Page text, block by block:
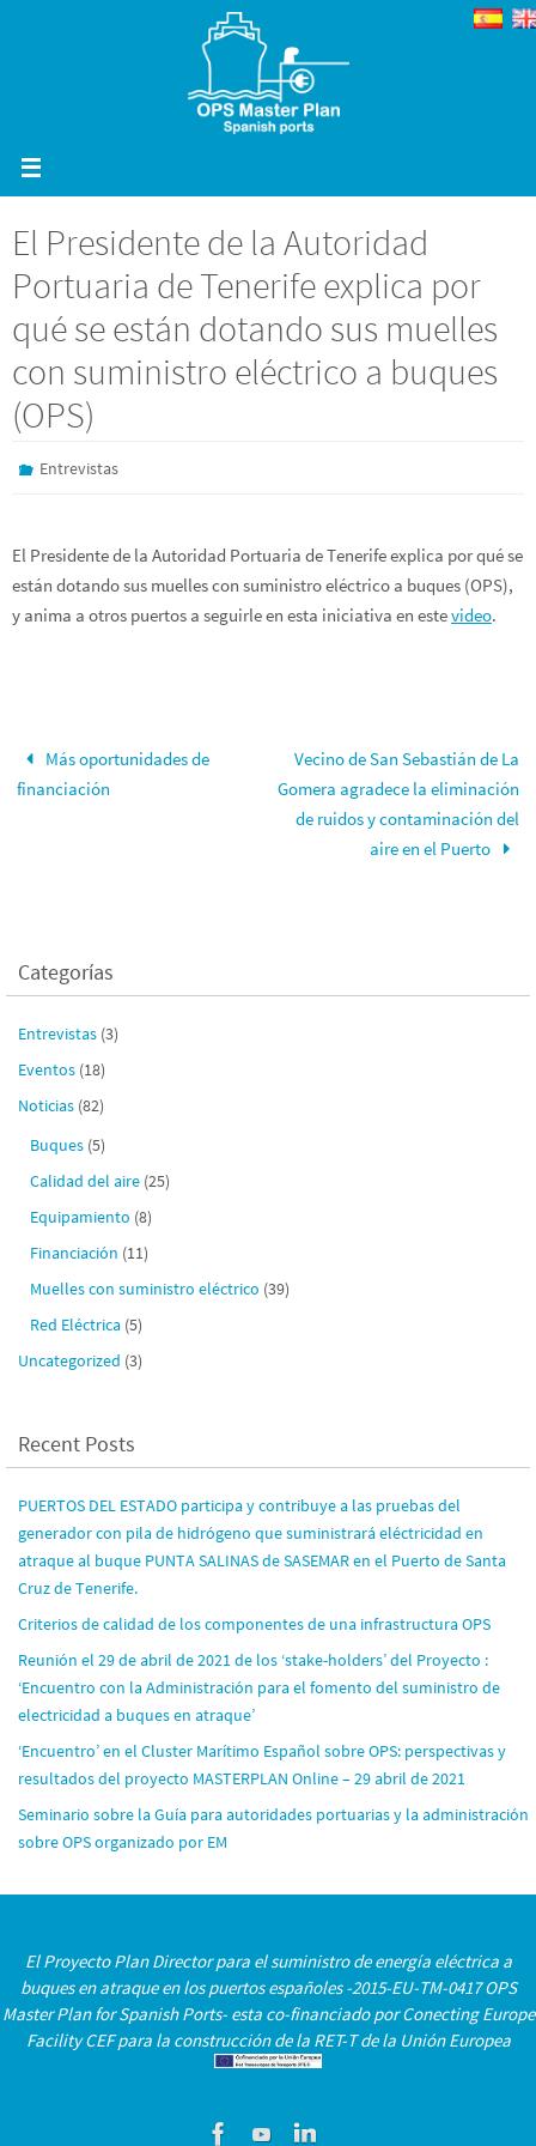
El Presidente de la Autoridad
Portuaria de Tenerife explica por
qué se están dotando sus muelles
con suministro eléctrico a buques
(OPS)
Entrevistas
El Presidente de la Autoridad Portuaria de Tenerife explica por qué se
están dotando sus muelles con suministro eléctrico a buques (OPS),
y anima a otros puertos a seguirle en esta iniciativa en estevideo.
Más oportunidades de
financiación
Vecino de San Sebastián de La
Gomera agradece la eliminación
de ruidos y contaminación del
aire en el Puerto
Categorías
Entrevistas (3)
Eventos (18)
Noticias (82)
Buques (5)
Calidad del aire (25)
Equipamiento (8)
Financiación (11)
Muelles con suministro eléctrico (39)
Red Eléctrica (5)
Uncategorized (3)
Recent Posts
PUERTOS DEL ESTADO participa y contribuye a las pruebas del
generador con pila de hidrógeno que suministrará eléctricidad en
atraque al buque PUNTA SALINAS de SASEMAR en el Puerto de Santa
Cruz de Tenerife.
Criterios de calidad de los componentes de una infrastructura OPS
Reunión el 29 de abril de 2021 de los ‘stake-holders’ del Proyecto :
‘Encuentro con la Administración para el fomento del suministro de
electricidad a buques en atraque’
‘Encuentro’ en el Cluster Marítimo Español sobre OPS: perspectivas y
resultados del proyecto MASTERPLAN Online – 29 abril de 2021
Seminario sobre la Guía para autoridades portuarias y la administración
sobre OPS organizado por EM
El Proyecto Plan Director para el suministro de energía eléctrica a
buques en atraque en los puertos españoles -2015-EU-TM-0417 OPS
Master Plan for Spanish Ports- esta co-financiado por Conecting Europe
Facility CEF para la construcción de la RET-T de la Unión Europea